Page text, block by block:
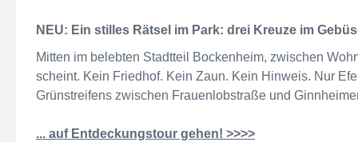
NEU: Ein stilles Rätsel im Park: drei Kreuze im
Mitten im belebten Stadtteil Bockenheim, zwischen
scheint. Kein Friedhof. Kein Zaun. Kein Hinweis. Nur
Grünstreifens zwischen Frauenlobstraße und
... auf Entdeckungstour gehen! >>>>